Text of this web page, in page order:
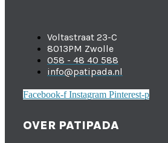
Voltastraat 23-C
8013PM Zwolle
058 - 48 40 588
info@patipada.nl
Facebook-f Instagram Pinterest-p
OVER PATIPADA